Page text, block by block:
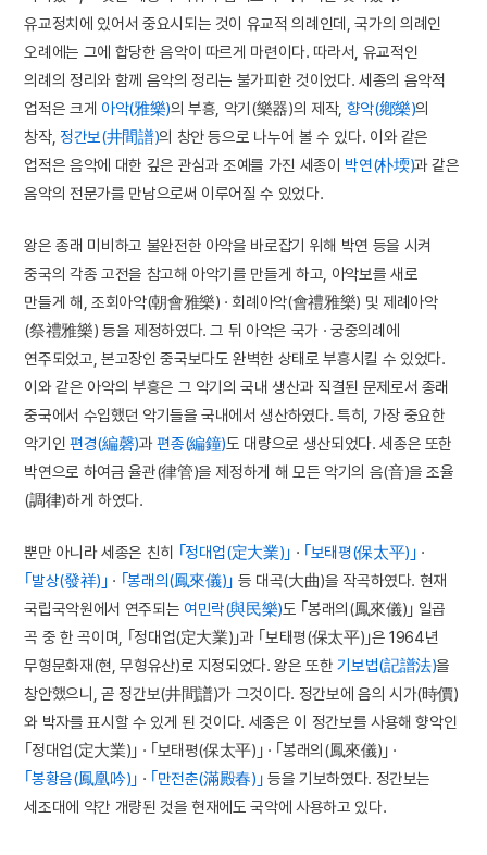
유교정치에 있어서 중요시되는 것이 유교적 의례인데, 국가의 의례인
오례에는 그에 합당한 음악이 따르게 마련이다. 따라서, 유교적인
의례의 정리와 함께 음악의 정리는 불가피한 것이었다. 세종의 음악적
업적은 크게 아악(雅樂)의 부흥, 악기(樂器)의 제작, 향악(鄕樂)의
창작, 정간보(井間譜)의 창안 등으로 나누어 볼 수 있다. 이와 같은
업적은 음악에 대한 깊은 관심과 조예를 가진 세종이 박연(朴堧)과 같은
음악의 전문가를 만남으로써 이루어질 수 있었다.
왕은 종래 미비하고 불완전한 아악을 바로잡기 위해 박연 등을 시켜
중국의 각종 고전을 참고해 아악기를 만들게 하고, 아악보를 새로
만들게 해, 조회아악(朝會雅樂) · 회례아악(會禮雅樂) 및 제례아악
(祭禮雅樂) 등을 제정하였다. 그 뒤 아악은 국가 · 궁중의례에
연주되었고, 본고장인 중국보다도 완벽한 상태로 부흥시킬 수 있었다.
이와 같은 아악의 부흥은 그 악기의 국내 생산과 직결된 문제로서 종래
중국에서 수입했던 악기들을 국내에서 생산하였다. 특히, 가장 중요한
악기인편경(編磬)과편종(編鐘)도 대량으로 생산되었다. 세종은 또한
박연으로 하여금 율관(律管)을 제정하게 해 모든 악기의 음(音)을 조율
(調律)하게 하였다.
뿐만 아니라 세종은 친히 ｢정대업(定大業)｣ · ｢보태평(保太平)｣ ·
｢발상(發祥)｣ · ｢봉래의(鳳來儀)｣ 등 대곡(大曲)을 작곡하였다. 현재
국립국악원에서 연주되는 여민락(與民樂)도 ｢봉래의(鳳來儀)｣ 일곱
곡 중 한 곡이며, ｢정대업(定大業)｣과 ｢보태평(保太平)｣은 1964년
무형문화재(현, 무형유산)로 지정되었다. 왕은 또한기보법(記譜法)을
창안했으니, 곧 정간보(井間譜)가 그것이다. 정간보에 음의 시가(時價)
와 박자를 표시할 수 있게 된 것이다. 세종은 이 정간보를 사용해 향악인
｢정대업(定大業)｣ · ｢보태평(保太平)｣ · ｢봉래의(鳳來儀)｣ ·
｢봉황음(鳳凰吟)｣ · ｢만전춘(滿殿春)｣ 등을 기보하였다. 정간보는
세조대에 약간 개량된 것을 현재에도 국악에 사용하고 있다.